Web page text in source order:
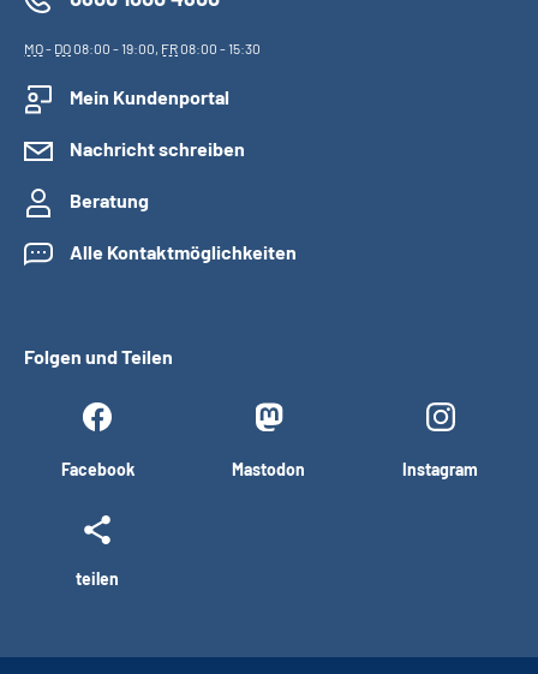
MO- DO08:00 - 19:00, FR08:00 - 15:30
Mein Kundenportal
Nachricht schreiben
Beratung
Alle Kontaktmöglichkeiten
Folgen und Teilen
Facebook Mastodon Instagram
teilen